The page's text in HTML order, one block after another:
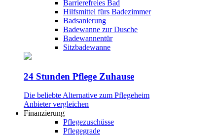
Barrierefreies Bad
Hilfsmittel fürs Badezimmer
Badsanierung
Badewanne zur Dusche
Badewannentür
Sitzbadewanne
24 Stunden Pflege Zuhause
Die beliebte Alternative zum Pflegeheim
Anbieter vergleichen
Finanzierung
Pflegezuschüsse
Pflegegrade